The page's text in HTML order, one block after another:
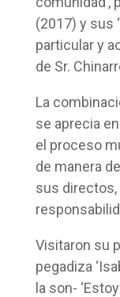
(2017) y sus
particular y
de Sr.
La
se aprecia
el proceso
de manera
sus
Visitaron su
pegadiza
la son-